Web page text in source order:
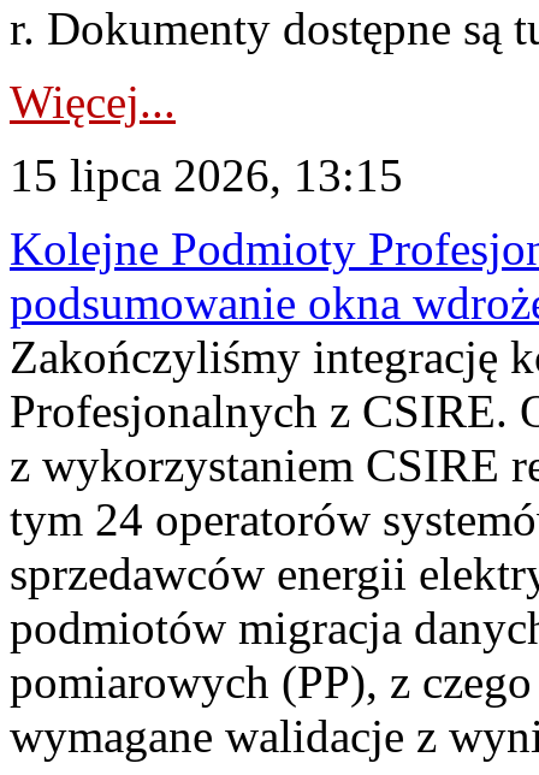
r. Dokumenty dostępne są
Więcej...
15 lipca 2026, 13:15
Kolejne Podmioty
podsumowanie okna
Zakończyliśmy integrację
Profesjonalnych z CSIRE.
z wykorzystaniem CSIRE
tym 24 operatorów
sprzedawców energii
podmiotów migracja
pomiarowych (PP), z
wymagane walidacje z